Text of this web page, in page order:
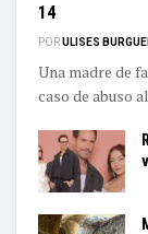
14
PORULISES
Una madre de
caso de abuso